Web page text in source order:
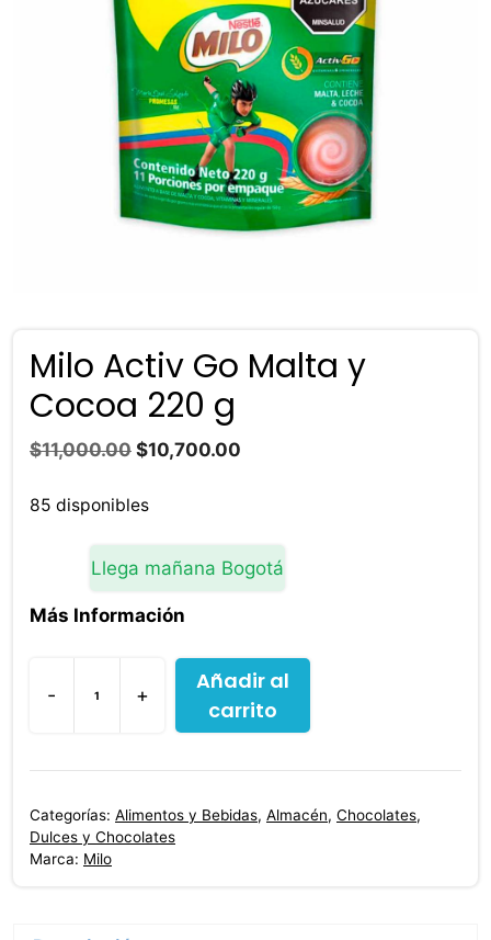
Milo Activ Go Malta y
Cocoa 220 g
$11,000.00 El
original
$11,000.00.
$10,700.00
$10,700.00.
85 disponibles
Llega mañana Bogotá
Más Información
-
Activ
Go
y
+
Añadir al
carrito
Categorías: Alimentos y Bebidas, Almacén, Chocolates,
Dulces y Chocolates
Marca: Milo